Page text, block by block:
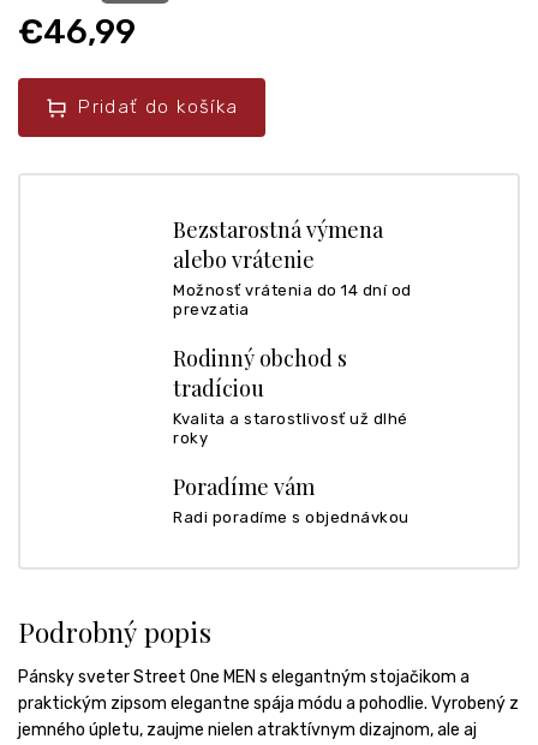
€46,99
Pridať do košíka
Bezstarostná výmena
alebo vrátenie
Možnosť vrátenia do 14 dní od
prevzatia
Rodinný obchod s
tradíciou
Kvalita a starostlivosť už dlhé
roky
Poradíme vám
Radi poradíme s objednávkou
Podrobný popis
Pánsky sveter Street One MEN s elegantným stojačikom a
praktickým zipsom elegantne spája módu a pohodlie. Vyrobený z
jemného úpletu, zaujme nielen atraktívnym dizajnom, ale aj